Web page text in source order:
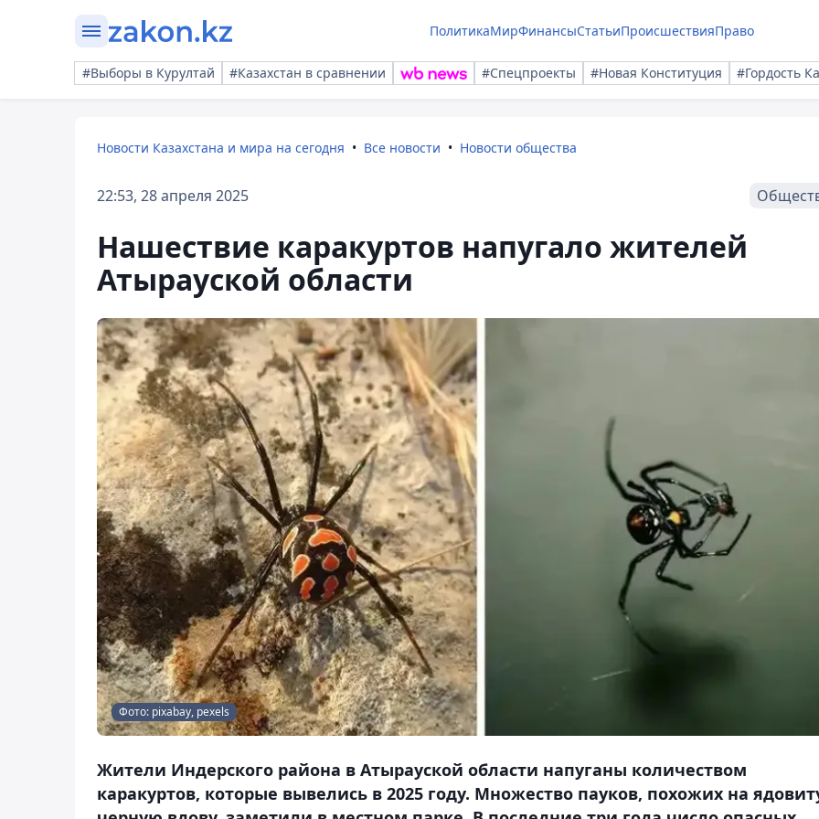
ПолитикаМирФинансыСтатьиПроисшествияПраво
#Выборы в Курултай #Казахстан в сравнении #Спецпроекты #Новая Конституция #Гордость
Новости Казахстана и мира на сегодня Все новости Новости общества
22:53, 28 апреля 2025
Нашествие каракуртов напугало жителей
Атырауской области
Фото: pixabay, pexels
Жители Индерского района в Атырауской области напуганы количеством
каракуртов, которые вывелись в 2025 году. Множество пауков, похожих на